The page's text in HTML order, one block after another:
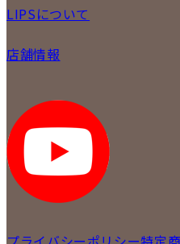
お支払いについて
保証について
商品について
質について
返品について
LIPSについて
各事業部の紹介
STAFFBLOG
SNS
店舗情報
LIPS 新宿店
LIPS 札幌パルコ店
LIPS 札幌白石店
LIPS 通信販売事業部